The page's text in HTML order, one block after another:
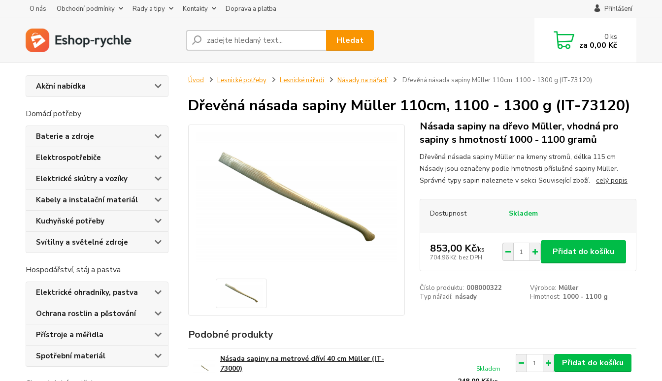
O nás Obchodní podmínky Rady a tipy Kontakty Doprava a platba Přihlášení
Hledat 0ks
za 0,00 Kč
Akční nabídka
Domácí potřeby
Baterie a zdroje
Elektrospotřebiče
Elektrické skútry a vozíky
Kabely a instalační materiál
Kuchyňské potřeby
Svítilny a světelné zdroje
Hospodářství, stáj a pastva
Elektrické ohradníky, pastva
Ochrana rostlin a pěstování
Přístroje a měřidla
Spotřební materiál
Úvod Lesnické potřeby Lesnické nářadí Násady na nářadí Dřevěná násada sapiny Müller 110cm, 1100 - 1300 g (IT-73120)
Dřevěná násada sapiny Müller 110cm, 1100 - 1300 g (IT-73120)
Násada sapiny na dřevo Müller, vhodná pro
sapiny s hmotností 1000 - 1100 gramů
Dřevěná násada sapiny Müller na kmeny stromů, délka 115 cm
Násady jsou označeny podle hmotnosti příslušné sapiny Müller.
Správné typy sapin naleznete v sekci Související zboží. celý popis
Dostupnost Skladem
853,00 Kč/ks
704,96 Kč bez DPH
Přidat do košíku
Číslo produktu: 008000322 Výrobce: Müller
Typ nářadí: násady Hmotnost: 1000 - 1100 g
Podobné produkty
Násada sapiny na metrové dříví 40 cm Müller (IT-
73000)
Skladem
Přidat do košíku